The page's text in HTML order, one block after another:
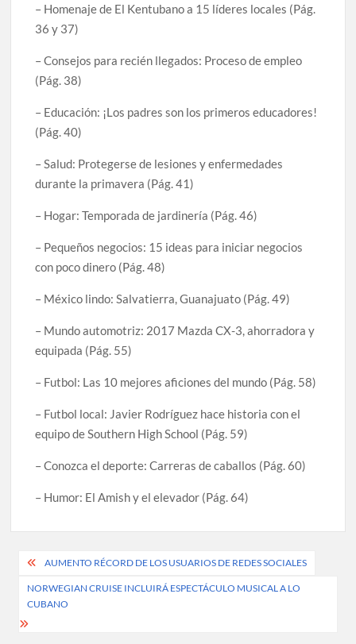
– Homenaje de El Kentubano a 15 líderes locales (Pág.
36 y 37)
– Consejos para recién llegados: Proceso de empleo
(Pág. 38)
– Educación: ¡Los padres son los primeros educadores!
(Pág. 40)
– Salud: Protegerse de lesiones y enfermedades
durante la primavera (Pág. 41)
– Hogar: Temporada de jardinería (Pág. 46)
– Pequeños negocios: 15 ideas para iniciar negocios
con poco dinero (Pág. 48)
– México lindo: Salvatierra, Guanajuato (Pág. 49)
– Mundo automotriz: 2017 Mazda CX-3, ahorradora y
equipada (Pág. 55)
– Futbol: Las 10 mejores aficiones del mundo (Pág. 58)
– Futbol local: Javier Rodríguez hace historia con el
equipo de Southern High School (Pág. 59)
– Conozca el deporte: Carreras de caballos (Pág. 60)
– Humor: El Amish y el elevador (Pág. 64)
Post
navigation
AUMENTO RÉCORD DE LOS USUARIOS DE REDES SOCIALES
NORWEGIAN CRUISE INCLUIRÁ ESPECTÁCULO MUSICAL A LO
CUBANO